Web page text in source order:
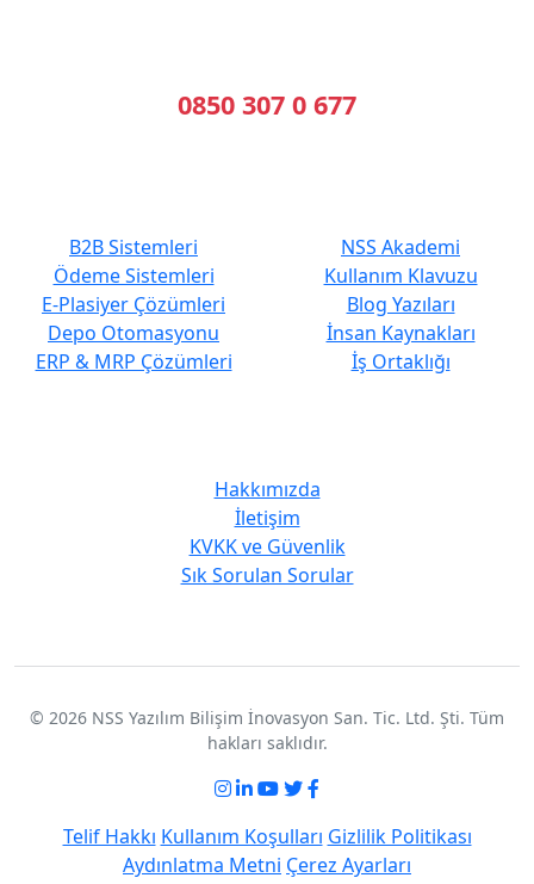
0850 307 0 677
B2B Sistemleri
Ödeme Sistemleri
E-Plasiyer Çözümleri
Depo Otomasyonu
ERP & MRP Çözümleri
NSS Akademi
Kullanım Klavuzu
Blog Yazıları
İnsan Kaynakları
İş Ortaklığı
Hakkımızda
İletişim
KVKK ve Güvenlik
Sık Sorulan Sorular
© 2026 NSS Yazılım Bilişim İnovasyon San. Tic. Ltd. Şti. Tüm
hakları saklıdır.
Telif Hakkı Kullanım Koşulları Gizlilik Politikası
Aydınlatma Metni Çerez Ayarları